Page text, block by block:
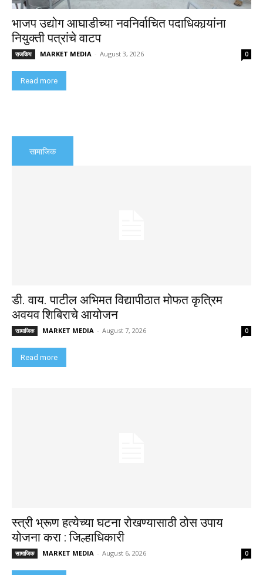
भाजप उद्योग आघाडीच्या नवनिर्वाचित पदाधिकार्‍यांना
नियुक्ती पत्रांचे वाटप
राजकिय MARKET MEDIA - August 3, 2026 0
Read more
सामाजिक
डी. वाय. पाटील अभिमत विद्यापीठात मोफत कृत्रिम
अवयव शिबिराचे आयोजन
सामाजिक MARKET MEDIA - August 7, 2026 0
Read more
स्त्री भ्रूण हत्येच्या घटना रोखण्यासाठी ठोस उपाय
योजना करा : जिल्हाधिकारी
सामाजिक MARKET MEDIA - August 6, 2026 0